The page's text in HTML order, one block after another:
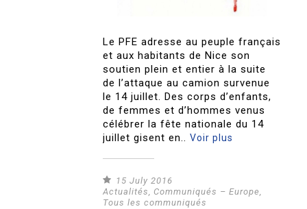
Le PFE adresse au peuple français
et aux habitants de Nice son
soutien plein et entier à la suite
de l’attaque au camion survenue
le 14 juillet. Des corps d’enfants,
de femmes et d’hommes venus
célébrer la fête nationale du 14
juillet gisent en..Voir plus
15 July 2016
Actualités, Communiqués – Europe,
Tous les communiqués